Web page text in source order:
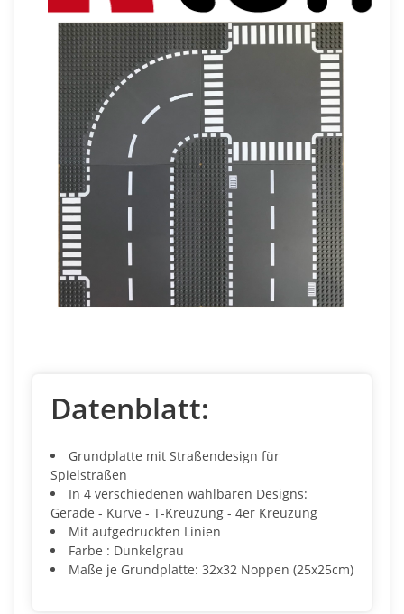
Datenblatt:
Grundplatte mit Straßendesign für
Spielstraßen
In 4 verschiedenen wählbaren Designs:
Gerade - Kurve - T-Kreuzung - 4er Kreuzung
Mit aufgedruckten Linien
Farbe : Dunkelgrau
Maße je Grundplatte: 32x32 Noppen (25x25cm)